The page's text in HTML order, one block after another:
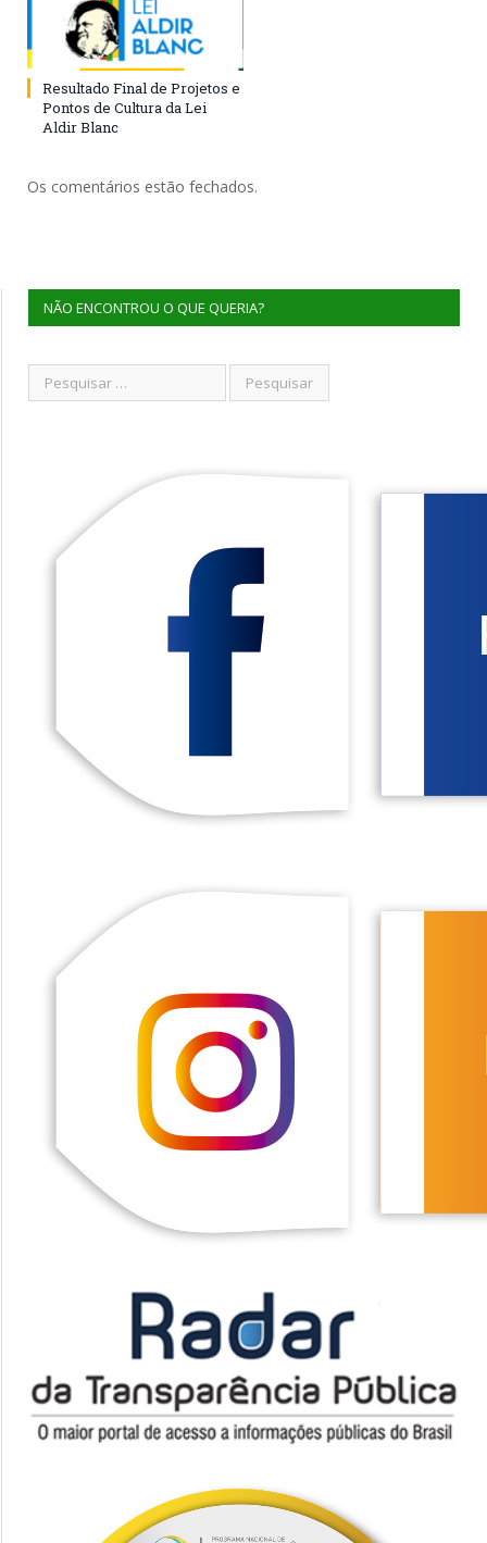
Resultado Final de Projetos e
Pontos de Cultura da Lei
Aldir Blanc
Os comentários estão fechados.
NÃO ENCONTROU O QUE QUERIA?